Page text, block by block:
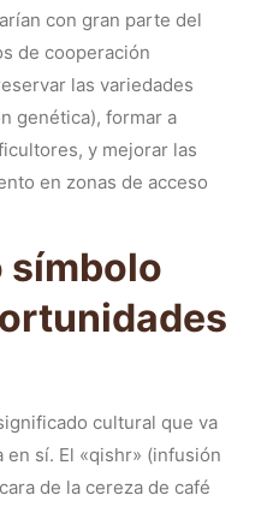
con gran parte del
de cooperación
las variedades
genética), formar a
y mejorar las
en zonas de acceso
símbolo
cultural que va
en sí. El «qishr» (infusión
de la cereza de café